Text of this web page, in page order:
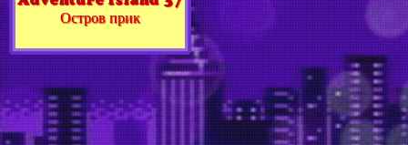
Остров прик